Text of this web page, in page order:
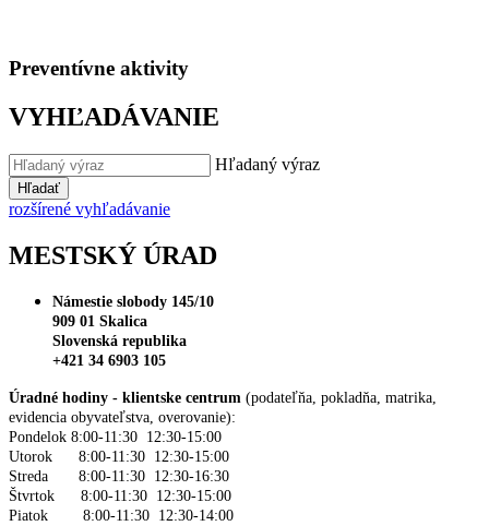
Preventívne aktivity
VYHĽADÁVANIE
Hľadaný výraz
Hľadať
rozšírené vyhľadávanie
MESTSKÝ ÚRAD
Námestie slobody 145/10
909 01 Skalica
Slovenská republika
+421 34 6903 105
Úradné hodiny - klientske centrum (podateľňa, pokladňa, matrika,
evidencia obyvateľstva, overovanie):
Pondelok 8:00-11:30 12:30-15:00
Utorok 8:00-11:30 12:30-15:00
Streda 8:00-11:30 12:30-16:30
Štvrtok 8:00-11:30 12:30-15:00
Piatok 8:00-11:30 12:30-14:00